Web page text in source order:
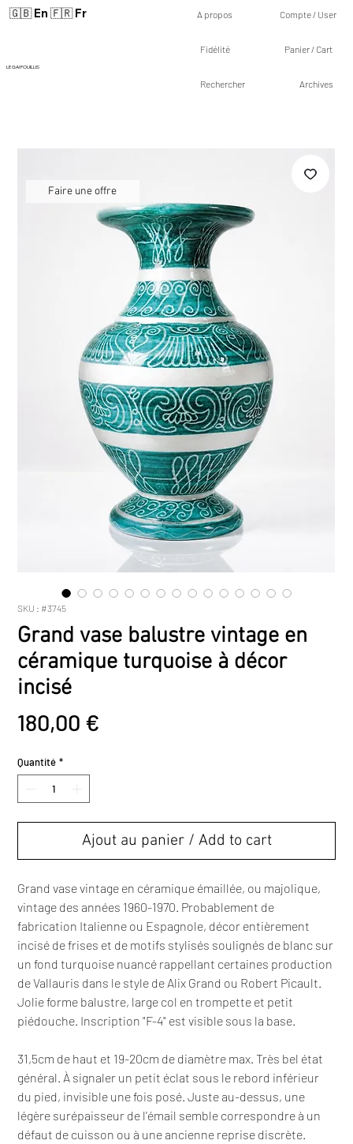
🇬🇧 En 🇫🇷 Fr
LE GAI FOUILLIS
A propos Compte / User
Fidélité Panier / Cart
Rechercher Archives
SKU : #3745
Grand vase balustre vintage en
céramique turquoise à décor
incisé
180,00 €
Quantité *
Ajout au panier / Add to cart
Grand vase vintage en céramique émaillée, ou majolique,
vintage des années 1960-1970. Probablement de
fabrication Italienne ou Espagnole, décor entièrement
incisé de frises et de motifs stylisés soulignés de blanc sur
un fond turquoise nuancé rappellant certaines production
de Vallauris dans le style de Alix Grand ou Robert Picault.
Jolie forme balustre, large col en trompette et petit
piédouche. Inscription "F-4" est visible sous la base.
31,5cm de haut et 19-20cm de diamètre max. Très bel état
général. À signaler un petit éclat sous le rebord inférieur
du pied, invisible une fois posé. Juste au-dessus, une
légère surépaisseur de l'émail semble correspondre à un
défaut de cuisson ou à une ancienne reprise discrète.
Faire une offre